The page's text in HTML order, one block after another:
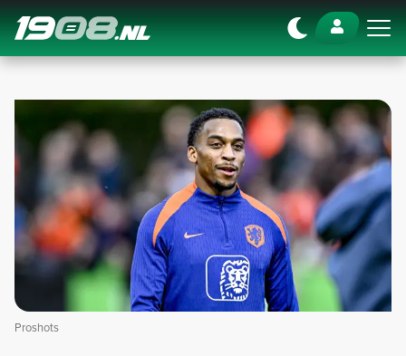
Navigation
Proshots